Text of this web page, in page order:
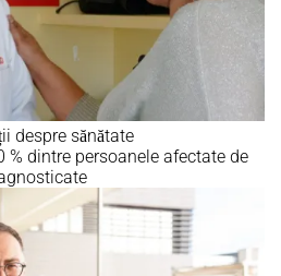
despre sănătate
% dintre persoanele afectate de